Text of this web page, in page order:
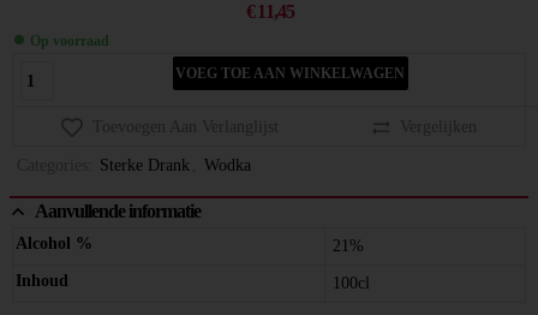
€11,45
Op voorraad
VOEG TOE AAN WINKELWAGEN
Toevoegen Aan Verlanglijst Vergelijken
Sterke Drank Wodka
Aanvullende informatie
Alcohol %
21%
Inhoud
100cl